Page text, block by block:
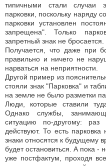
типичными стали случаи
парковки, поскольку наряду
парковки установлен
запрещена". Только
запретный знак не бросается.
Получается, что даже при
правильно и ничего не
нарваться на неприятности.
Другой пример из
стояли знак "Парковка" и
на земле не было разметки
Люди, которые ставили
Однако службы,
ситуацию по-другому:
действуют. То есть
знаки относятся к будущему
будет остановиться. А пока -
уже постфактум, проходя